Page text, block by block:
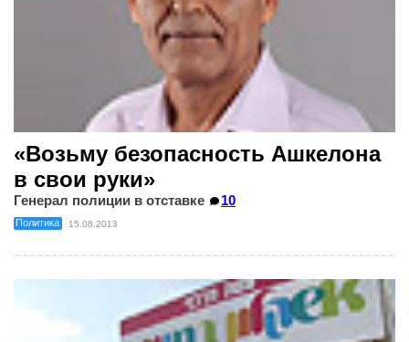
«Возьму безопасность Ашкелона
в свои руки»
Генерал полиции в отставке 10
Политика 15.08.2013